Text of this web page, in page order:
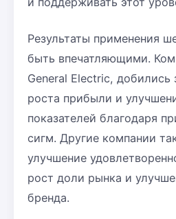
Результаты применения
быть впечатляющими.
General Electric, добились
роста прибыли и
показателей благодаря
сигм. Другие компании
улучшение
рост доли рынка и
бренда.